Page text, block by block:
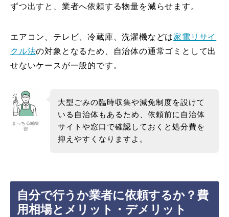
ずつ出すと、業者へ依頼する物量を減らせます。
エアコン、テレビ、冷蔵庫、洗濯機などは家電リサイ
クル法の対象となるため、自治体の通常ゴミとして出
せないケースが一般的です。
まっちる編集
部
大型ごみの臨時収集や減免制度を設けて
いる自治体もあるため、依頼前に自治体
サイトや窓口で確認しておくと処分費を
抑えやすくなりますよ。
自分で行うか業者に依頼するか？費
用相場とメリット・デメリット